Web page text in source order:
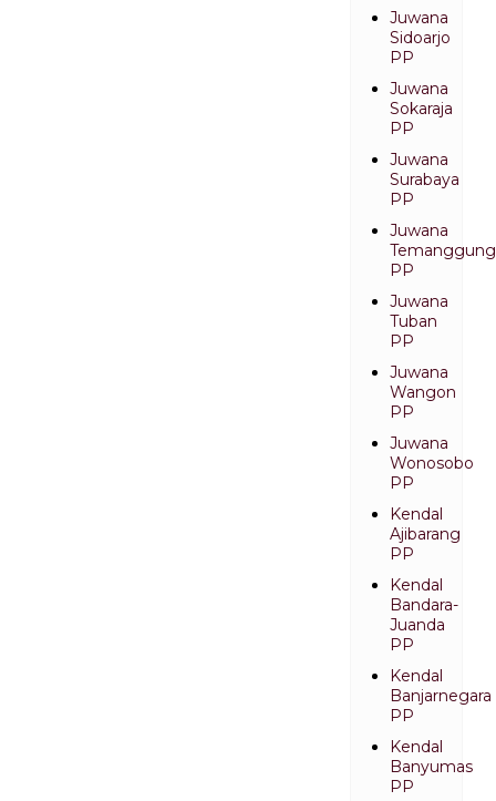
Juwana
Sidoarjo
PP
Juwana
Sokaraja
PP
Juwana
Surabaya
PP
Juwana
Temanggung
PP
Juwana
Tuban
PP
Juwana
Wangon
PP
Juwana
Wonosobo
PP
Kendal
Ajibarang
PP
Kendal
Bandara-
Juanda
PP
Kendal
Banjarnegara
PP
Kendal
Banyumas
PP